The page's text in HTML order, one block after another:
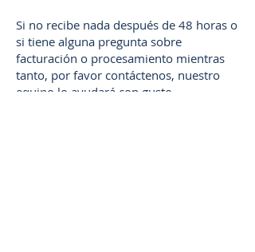
Si no recibe nada después de 48 horas o
si tiene alguna pregunta sobre
facturación o procesamiento mientras
tanto, por favor contáctenos, nuestro
equipo lo ayudará con gusto.